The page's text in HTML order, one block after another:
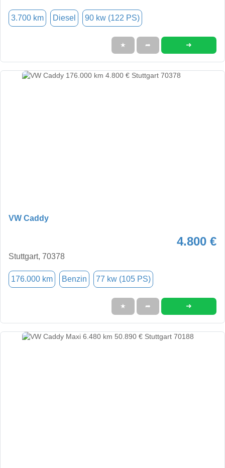
3.700 km Diesel 90 kw (122 PS)
★ ➦ ➜
VW Caddy
4.800 €
Stuttgart, 70378
176.000 km Benzin 77 kw (105 PS)
★ ➦ ➜